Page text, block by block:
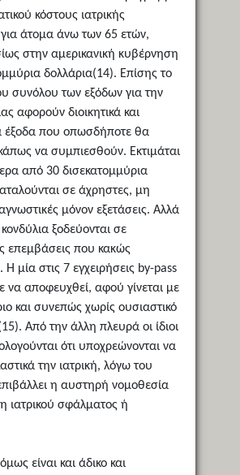
κόστους ιατρικής
άτομα άνω των 65 ετών,
στην αμερικανική κυβέρνηση
δολλάρια(14). Επίσης το
συνόλου των εξόδων για την
αφορούν διοικητικά και
έξοδα που οπωσδήποτε θα
να συμπιεσθούν. Εκτιμάται
από 30 δισεκατομμύρια
σε άχρηστες, μη
μόνον εξετάσεις. Αλλά
κονδύλια ξοδεύονται σε
επεμβάσεις που κακώς
Η μία στις 7 εγχειρήσεις by-pass
αποφευχθεί, αφού γίνεται με
και συνεπώς χωρίς ουσιαστικό
Από την άλλη πλευρά οι ίδιοι
ότι υποχρεώνονται να
την ιατρική, λόγω του
η αυστηρή νομοθεσία
ιατρικού σφάλματος ή
είναι και άδικο και